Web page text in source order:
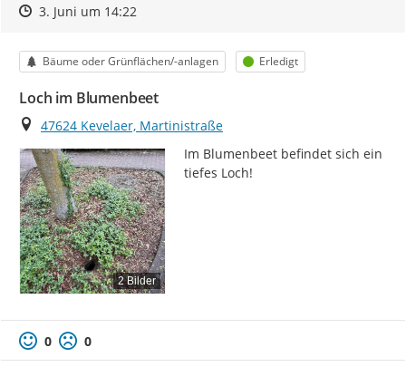
Zeitpunkt des Erstellens
Zeitpunkt des Erstellens
3. Juni um 14:22Zur Äußerung
Kategorie
Bäume oder Grünflächen/-anlagen Status
Erledigt
Loch im Blumenbeet
Ort
47624 Kevelaer, Martinistraße
2 Bilder
Im Blumenbeet befindet sich ein
tiefes Loch!
0 0